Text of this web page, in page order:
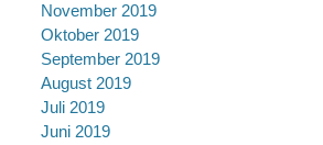
November 2019
Oktober 2019
September 2019
August 2019
Juli 2019
Juni 2019